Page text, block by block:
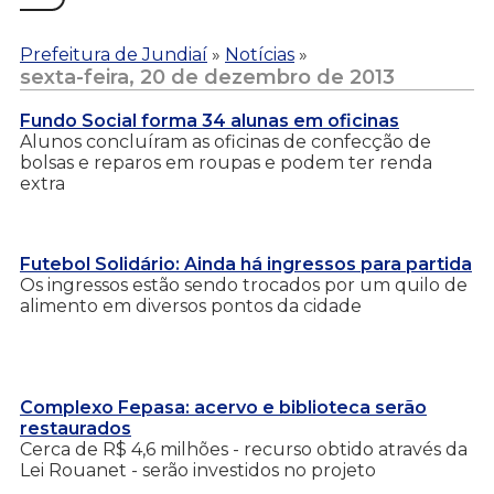
Prefeitura de Jundiaí » Notícias »
sexta-feira, 20 de dezembro de 2013
Fundo Social forma 34 alunas em oficinas
Alunos concluíram as oficinas de confecção de
bolsas e reparos em roupas e podem ter renda
extra
Futebol Solidário: Ainda há ingressos para partida
Os ingressos estão sendo trocados por um quilo de
alimento em diversos pontos da cidade
Complexo Fepasa: acervo e biblioteca serão
restaurados
Cerca de R$ 4,6 milhões - recurso obtido através da
Lei Rouanet - serão investidos no projeto